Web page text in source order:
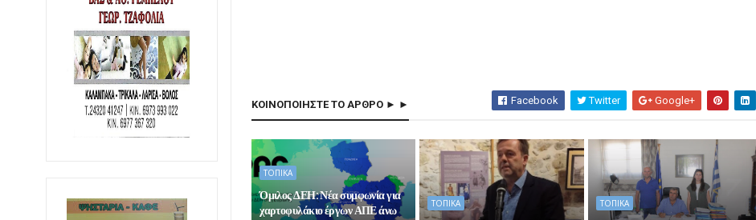
ΚΟΙΝΟΠΟΙΗΣΤΕ ΤΟ ΑΡΘΡΟ ► ► Facebook Twitter Google+
ΤΟΠΙΚΑ
Όμιλος ΔΕΗ: Νέα συμφωνία για
χαρτοφυλάκιο έργων ΑΠΕ άνω
ΤΟΠΙΚΑ ΤΟΠΙΚΑ